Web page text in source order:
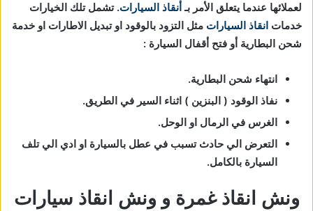
لعملائها عندما يتعلق الأمر بـ أنقاذ السيارات. تشمل تلك الخيارات
خدمات انقاذ السيارات مثل التزود بالوقود او تبديل الاطارات او خدمة
شحن البطارية أو فتح أقفال السيارة :
انتهاء شحن البطارية.
نفاذ الوقود ( البنزين ) اثناء السير في الطريق.
الغرس في الرمال او الوحل.
التعرض الي حادث تسبب في عطل بالسيارة او ادي الي تلف
السيارة بالكامل.
ونش انقاذ غمرة و ونش انقاذ سيارات